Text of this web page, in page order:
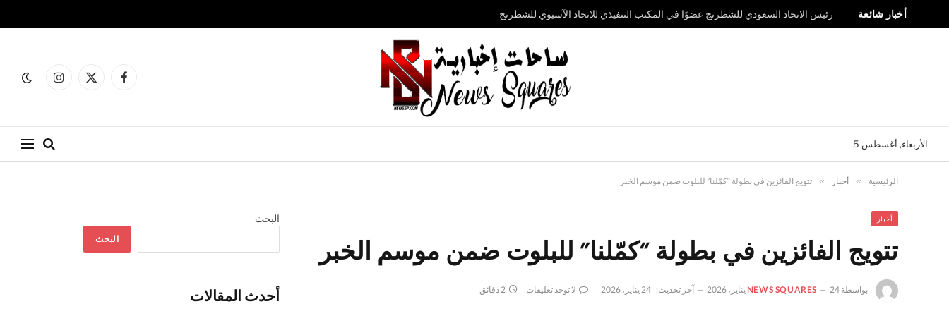
أخبار شائعة رئيس الاتحاد السعودي للشطرنج عضوًا في المكتب التنفيذي للاتحاد الآسيوي للشطرنج
فيسبوكX
الانستغرام
الأربعاء, أغسطس 5
الرئيسية » أخبار » تتويج الفائزين في بطولة “كمّلنا” للبلوت ضمن موسم الخبر
أخبار
تتويج الفائزين في بطولة “كمّلنا” للبلوت ضمن موسم الخبر
بواسطة NEWS SQUARES 24 يناير، 2026 آخر تحديث: 24 يناير، 2026 لا توجد تعليقات 2 دقائق
البحث
البحث
أحدث المقالات